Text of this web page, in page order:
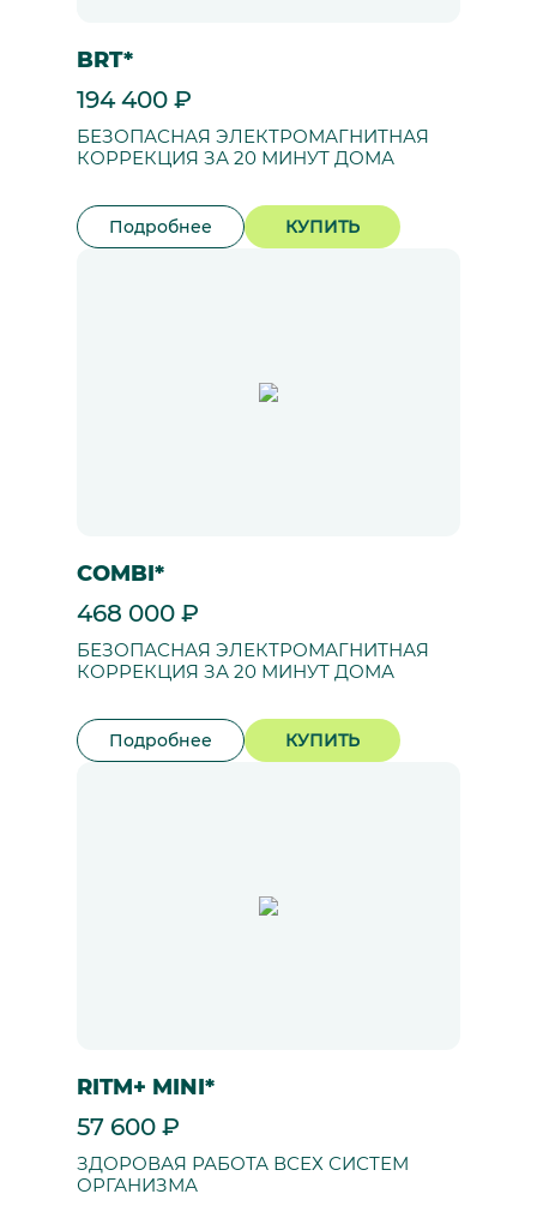
BRT*
194 400 ₽
БЕЗОПАСНАЯ ЭЛЕКТРОМАГНИТНАЯ
КОРРЕКЦИЯ ЗА 20 МИНУТ ДОМА
Подробнее КУПИТЬ
COMBI*
468 000 ₽
БЕЗОПАСНАЯ ЭЛЕКТРОМАГНИТНАЯ
КОРРЕКЦИЯ ЗА 20 МИНУТ ДОМА
Подробнее КУПИТЬ
RITM+ MINI*
57 600 ₽
ЗДОРОВАЯ РАБОТА ВСЕХ СИСТЕМ
ОРГАНИЗМА